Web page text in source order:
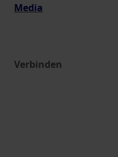
Media
Verbinden